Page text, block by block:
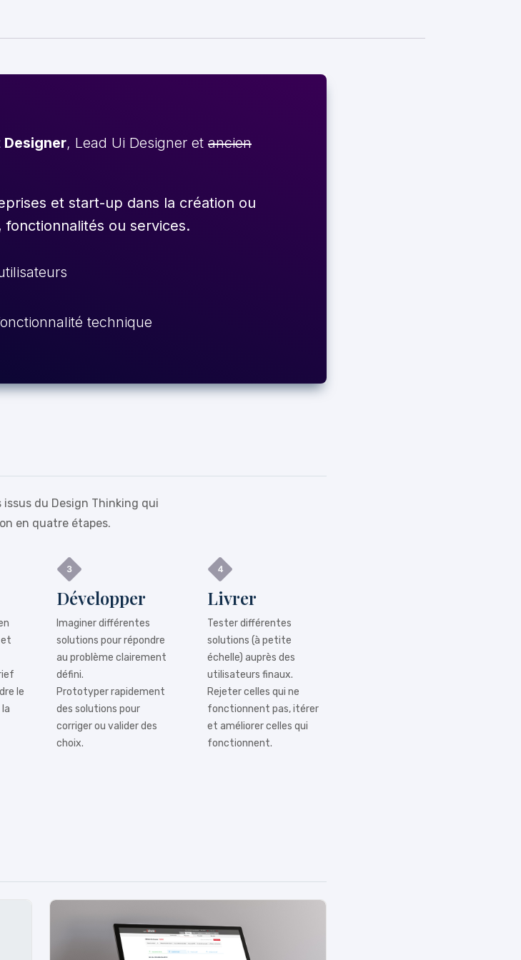
, Lead Ui Designer et ancien
et start-up dans la création ou
fonctionnalités ou services.
technique
du Design Thinking qui
en quatre étapes.
le
Développer
Imaginer différentes
solutions pour répondre
au problème clairement
défini.
Prototyper rapidement
des solutions pour
corriger ou valider des
choix.
Livrer
Tester différentes
solutions (à petite
échelle) auprès des
utilisateurs finaux.
Rejeter celles qui ne
fonctionnent pas, itérer
et améliorer celles qui
fonctionnent.